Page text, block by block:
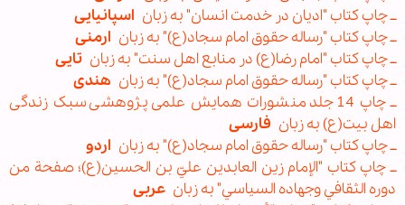
ــ چاپ کتاب "ادیان در خدمت انسان" به زبان اسپانیایی
ــ چاپ کتاب "رساله حقوق امام سجاد(ع)" به زبان ارمنی
ــ چاپ کتاب "امام رضا(ع) در منابع اهل سنت" به زبان تایی
ــ چاپ کتاب "رساله حقوق امام سجاد(ع)" به زبان هندی
ــ چاپ 14 جلد منشورات همایش علمی پژوهشی سبک زندگی
اهل بیت(ع) به زبان فارسی
ــ چاپ کتاب "رساله حقوق امام سجاد(ع)" به زبان اردو
ــ چاپ کتاب "الإمام زين العابدين عليّ بن الحسين(ع)؛ صفحة من
دوره الثقافي وجهاده السياسي" به زبان عربی